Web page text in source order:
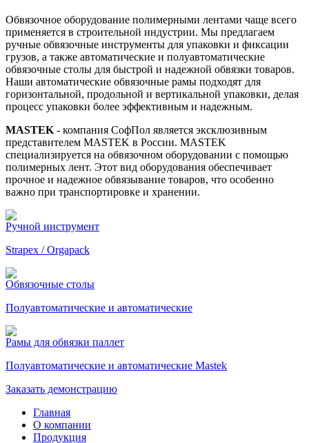
Обвязочное оборудование полимерными лентами чаще всего
применяется в строительной индустрии. Мы предлагаем
ручные обвязочные инструменты для упаковки и фиксации
грузов, а также автоматические и полуавтоматические
обвязочные столы для быстрой и надежной обвязки товаров.
Наши автоматические обвязочные рамы подходят для
горизонтальной, продольной и вертикальной упаковки, делая
процесс упаковки более эффективным и надежным.
MASTEK- компания СофПол является эксклюзивным
представителем MASTEK в России. MASTEK
специализируется на обвязочном оборудовании с помощью
полимерных лент. Этот вид оборудования обеспечивает
прочное и надежное обвязывание товаров, что особенно
важно при транспортировке и хранении.
Ручной инструмент
Strapex / Orgapack
Обвязочные столы
Полуавтоматические и автоматические
Рамы для обвязки паллет
Полуавтоматические и автоматические Mastek
Заказать демонстрацию
Главная
О компании
Продукция